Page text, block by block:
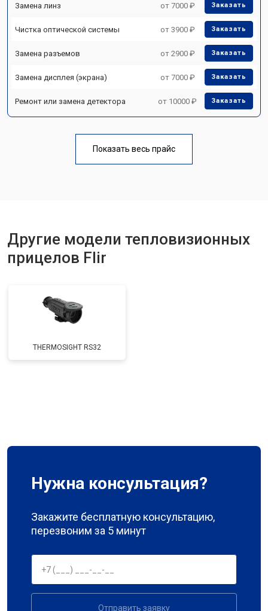
Замена линз от 7000 ₽ Заказать
Чистка оптической системы от 3900 ₽ Заказать
Замена разъемов от 2900 ₽ Заказать
Замена дисплея (экрана) от 7000 ₽ Заказать
Ремонт или замена детектора от 10000 ₽ Заказать
Показать весь прайс
Другие модели тепловизионных
прицелов Flir
THERMOSIGHT RS32
Нужна консультация?
Закажите бесплатную консультацию,
перезвоним за 5 минут
Отправить заявку